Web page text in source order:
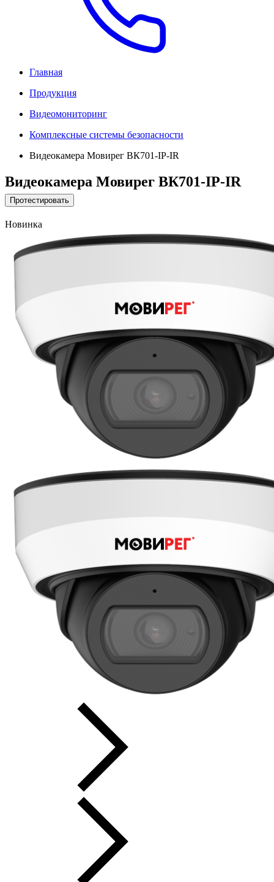
Главная
Продукция
Видеомониторинг
Комплексные системы безопасности
Видеокамера Мовирег ВК701-IP-IR
Видеокамера Мовирег ВК701-IP-IR
Протестировать
Новинка